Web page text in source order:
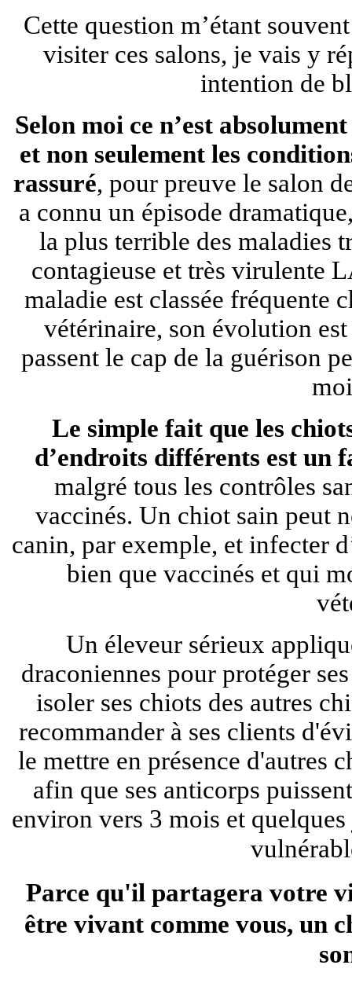
Cette question m’étant
visiter ces salons, je vais y
intention de
Selon moi ce n’est
et non seulement les
rassuré, pour preuve le salon
a connu un épisode
la plus terrible des maladies
contagieuse et très virulente
maladie est classée fréquente
vétérinaire, son évolution
passent le cap de la guérison
Le simple fait que les
d’endroits différents est un
malgré tous les contrôles
vaccinés. Un chiot sain peut
canin, par exemple, et infecter
bien que vaccinés et qui
Un éleveur sérieux
draconiennes pour protéger
isoler ses chiots des autres
recommander à ses clients
le mettre en présence d'autres
afin que ses anticorps
environ vers 3 mois et
Parce qu'il partagera votre
être vivant comme vous, un